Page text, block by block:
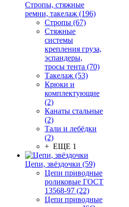
Стропы, стяжные
ремни, такелаж (196)
Стропы (67)
Стяжные
системы
крепления груза,
эспандеры,
тросы тента (70)
Такелаж (53)
Крюки и
комплектующие
(2)
Канаты стальные
(2)
Тали и лебёдки
(2)
+ ЕЩЕ 1
Цепи, звёздочки (59)
Цепи приводные
роликовые ГОСТ
13568-97 (22)
Цепи приводные